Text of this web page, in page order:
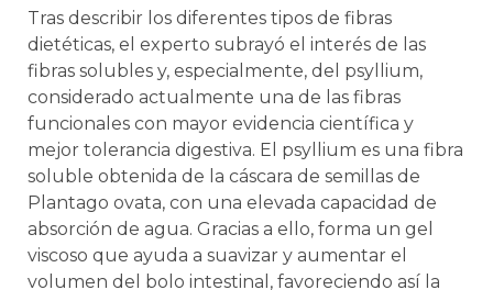
Tras describir los diferentes tipos de fibras
dietéticas, el experto subrayó el interés de las
fibras solubles y, especialmente, del psyllium,
considerado actualmente una de las fibras
funcionales con mayor evidencia científica y
mejor tolerancia digestiva. El psyllium es una fibra
soluble obtenida de la cáscara de semillas de
Plantago ovata, con una elevada capacidad de
absorción de agua. Gracias a ello, forma un gel
viscoso que ayuda a suavizar y aumentar el
volumen del bolo intestinal, favoreciendo así la